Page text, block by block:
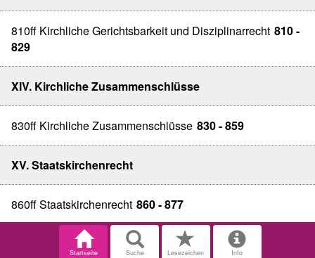
810ff Kirchliche Gerichtsbarkeit und Disziplinarrecht 810 -
829
XIV. Kirchliche Zusammenschlüsse
830ff Kirchliche Zusammenschlüsse 830 - 859
XV. Staatskirchenrecht
860ff Staatskirchenrecht 860 - 877
Startseite Suche Lesezeichen Info